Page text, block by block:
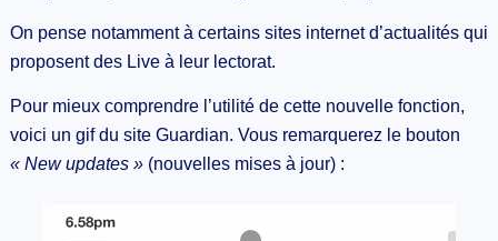
On pense notamment à certains sites internet d’actualités qui
proposent des Live à leur lectorat.
Pour mieux comprendre l’utilité de cette nouvelle fonction,
voici un gif du site Guardian. Vous remarquerez le bouton
« New updates »(nouvelles mises à jour) :